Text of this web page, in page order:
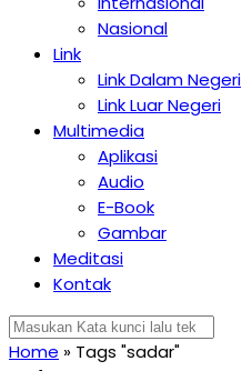
Nasional
Link
Link Dalam Negeri
Link Luar Negeri
Multimedia
Aplikasi
Audio
E-Book
Gambar
Meditasi
Kontak
Home » Tags "sadar"